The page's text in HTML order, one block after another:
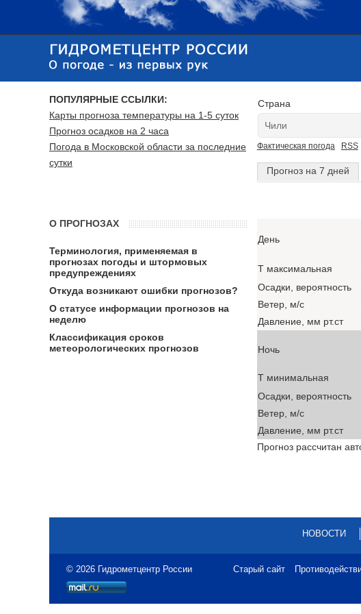
Страна
Фактическая погода RSS
Прогноз на 7 дней
День
T максимальная
Осадки, вероятность
Ветер, м/с
Давление, мм рт.ст
Ночь
T минимальная
Осадки, вероятность
Ветер, м/с
Давление, мм рт.ст
Прогноз рассчитан
ПОПУЛЯРНЫЕ ССЫЛКИ:
Карты прогноза температуры на 1-5 суток
Прогноз осадков на 2 часа
Погода в Московской области за последние
сутки
О ПРОГНОЗАХ
Терминология, применяемая в
прогнозах погоды и штормовых
предупреждениях
Откуда возникают ошибки прогнозов?
О статусе информации прогнозов на
неделю
Классификация сроков
метеорологических прогнозов
НОВОСТИ
© 2026 Гидрометцентр России Старый сайт